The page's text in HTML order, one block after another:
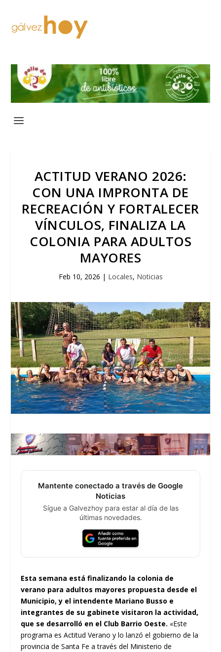
ACTITUD VERANO 2026:
CON UNA IMPRONTA DE
RECREACIÓN Y FORTALECER
VÍNCULOS, FINALIZA LA
COLONIA PARA ADULTOS
MAYORES
Feb 10, 2026 | Locales, Noticias
Mantente conectado a través de Google
Noticias
Sígue a Galvezhoy para estar al día de las
últimas novedades.
Esta semana está finalizando la colonia de
verano para adultos mayores propuesta desde el
Municipio, y el intendente Mariano Busso e
integrantes de su gabinete visitaron la actividad,
que se desarrolló en el Club Barrio Oeste. «Este
programa es Actitud Verano y lo lanzó el gobierno de la
provincia de Santa Fe a través del Ministerio de